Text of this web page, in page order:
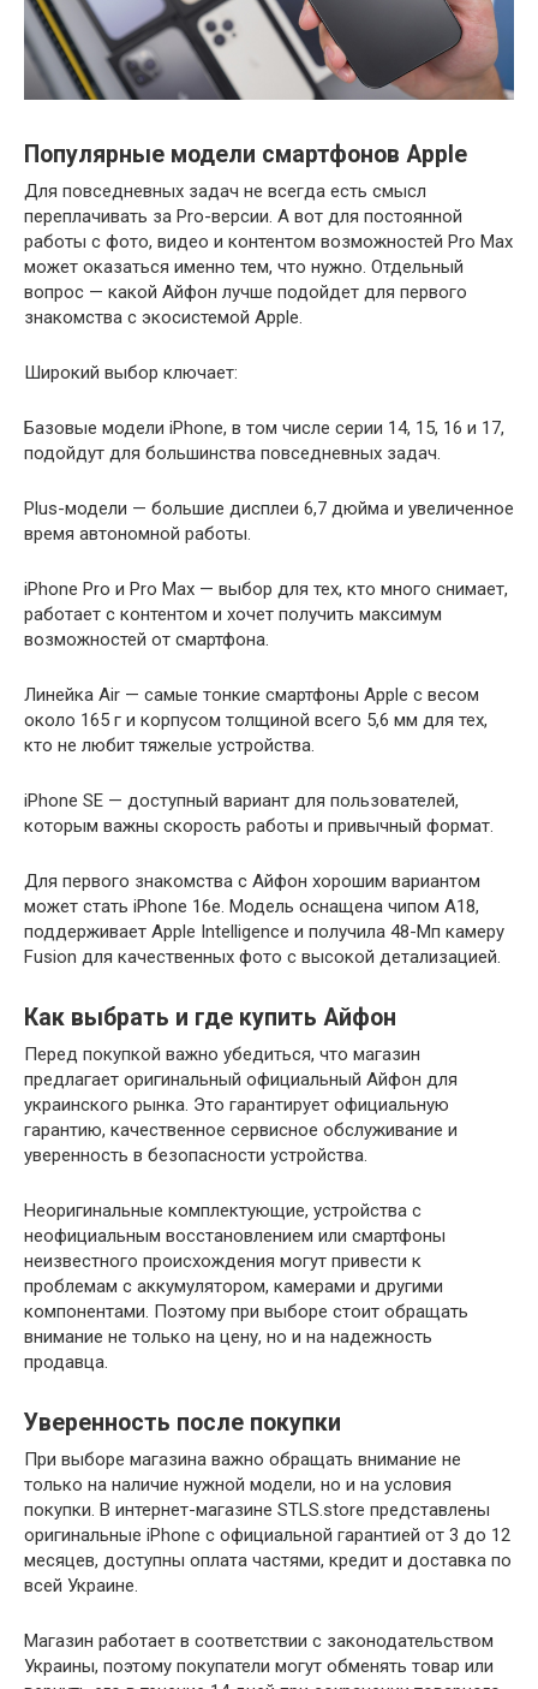
Популярные модели смартфонов Apple
Для повседневных задач не всегда есть смысл
переплачивать за Pro-версии. А вот для постоянной
работы с фото, видео и контентом возможностей Pro Max
может оказаться именно тем, что нужно. Отдельный
вопрос — какой Айфон лучше подойдет для первого
знакомства с экосистемой Apple.
Широкий выбор ключает:
Базовые модели iPhone, в том числе серии 14, 15, 16 и 17,
подойдут для большинства повседневных задач.
Plus-модели — большие дисплеи 6,7 дюйма и увеличенное
время автономной работы.
iPhone Pro и Pro Max — выбор для тех, кто много снимает,
работает с контентом и хочет получить максимум
возможностей от смартфона.
Линейка Air — самые тонкие смартфоны Apple с весом
около 165 г и корпусом толщиной всего 5,6 мм для тех,
кто не любит тяжелые устройства.
iPhone SE — доступный вариант для пользователей,
которым важны скорость работы и привычный формат.
Для первого знакомства с Айфон хорошим вариантом
может стать iPhone 16e. Модель оснащена чипом A18,
поддерживает Apple Intelligence и получила 48-Мп камеру
Fusion для качественных фото с высокой детализацией.
Как выбрать и где купить Айфон
Перед покупкой важно убедиться, что магазин
предлагает оригинальный официальный Айфон для
украинского рынка. Это гарантирует официальную
гарантию, качественное сервисное обслуживание и
уверенность в безопасности устройства.
Неоригинальные комплектующие, устройства с
неофициальным восстановлением или смартфоны
неизвестного происхождения могут привести к
проблемам с аккумулятором, камерами и другими
компонентами. Поэтому при выборе стоит обращать
внимание не только на цену, но и на надежность
продавца.
Уверенность после покупки
При выборе магазина важно обращать внимание не
только на наличие нужной модели, но и на условия
покупки. В интернет-магазине STLS.store представлены
оригинальные iPhone с официальной гарантией от 3 до 12
месяцев, доступны оплата частями, кредит и доставка по
всей Украине.
Магазин работает в соответствии с законодательством
Украины, поэтому покупатели могут обменять товар или